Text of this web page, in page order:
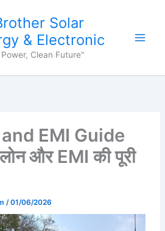
Solar
& Electronic
Clean Future"
EMI Guide
और EMI की पूरी
/01/06/2026